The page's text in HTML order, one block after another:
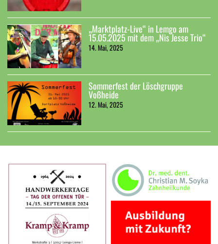
„Marktplatz-Live“ in Lemgo am
15.05.2025 mit dem „Nis Jesse Trio“
14. Mai, 2025
Sommerfest der Löschgruppe
Voßheide
12. Mai, 2025